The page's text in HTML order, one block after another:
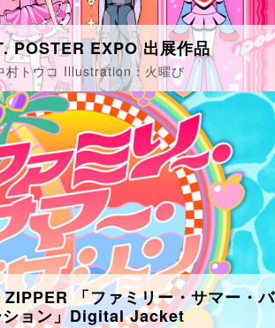
POSTER EXPO 出展作品
村トウコ Illustration：火曜び
「ファミリー・サマー・バ
ション」Digital Jacket